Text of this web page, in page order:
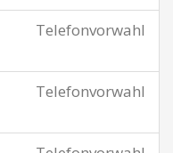
Telefonvorwahl
Telefonvorwahl